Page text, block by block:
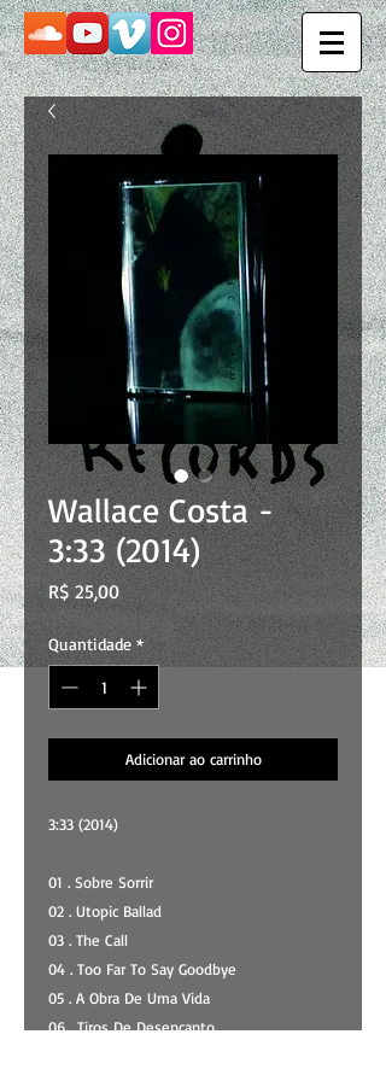
Wallace Costa -
3:33 (2014)
R$ 25,00Preço
Quantidade *
Adicionar ao carrinho
3:33 (2014)
01 . Sobre Sorrir
02 . Utopic Ballad
03 . The Call
04 . Too Far To Say Goodbye
05 . A Obra De Uma Vida
06 . Tiros De Desencanto